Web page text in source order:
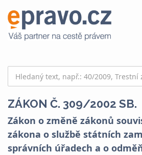
ZÁKON Č. 309/2002 SB.
Zákon o změně zákonů
zákona o službě státních
správních úřadech a o